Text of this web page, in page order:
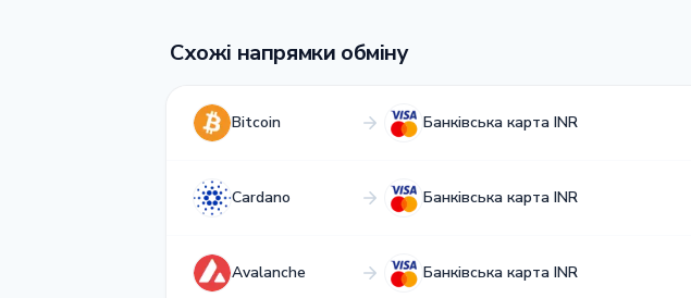
Схожі напрямки обміну
Bitcoin Банківська карта INR
Cardano Банківська карта INR
Avalanche Банківська карта INR